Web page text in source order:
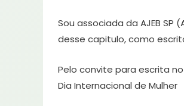
Sou associada da AJEB SP
desse capitulo, como
Pelo convite para escrita
Dia Internacional de Mulher